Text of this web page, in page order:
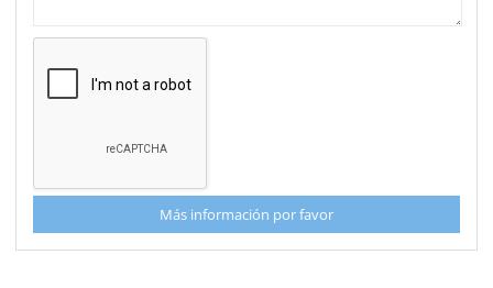
Más información por favor